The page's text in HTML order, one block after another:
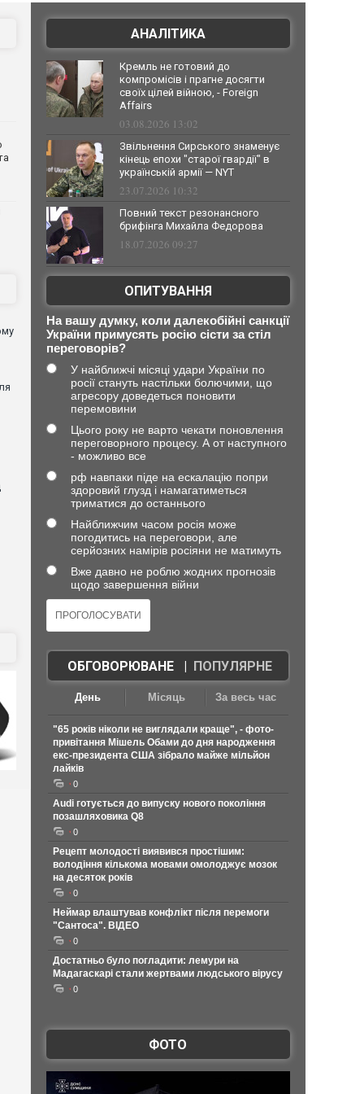
АНАЛІТИКА
Кремль не готовий до
компромісів і прагне досягти
своїх цілей війною, - Foreign
Affairs
03.08.2026 13:02
Звільнення Сирського знаменує
кінець епохи "старої гвардії" в
українській армії — NYT
23.07.2026 10:32
Повний текст резонансного
брифінга Михайла Федорова
18.07.2026 09:27
ОПИТУВАННЯ
На вашу думку, коли далекобійні санкції
України примусять росію сісти за стіл
переговорів?
У найближчі місяці удари України по
росії стануть настільки болючими, що
агресору доведеться поновити
перемовини
Цього року не варто чекати поновлення
переговорного процесу. А от наступного
- можливо все
рф навпаки піде на ескалацію попри
здоровий глузд і намагатиметься
триматися до останнього
Найближчим часом росія може
погодитись на переговори, але
серйозних намірів росіяни не матимуть
Вже давно не роблю жодних прогнозів
щодо завершення війни
ОБГОВОРЮВАНЕ| ПОПУЛЯРНЕ
День Місяць За весь час
"65 років ніколи не виглядали краще", - фото-
привітання Мішель Обами до дня народження
екс-президента США зібрало майже мільйон
лайків
0
Audi готується до випуску нового покоління
позашляховика Q8
0
Рецепт молодості виявився простішим:
володіння кількома мовами омолоджує мозок
на десяток років
0
Неймар влаштував конфлікт після перемоги
"Сантоса". ВІДЕО
0
Достатньо було погладити: лемури на
Мадагаскарі стали жертвами людського вірусу
0
ФОТО